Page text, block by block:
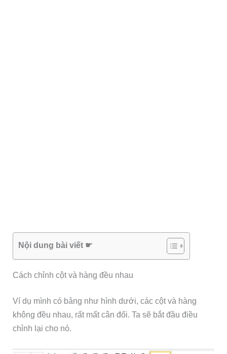
Nội dung bài viết ☛
Cách chỉnh cột và hàng đều nhau
Ví dụ mình có bảng như hình dưới, các cột và hàng
không đều nhau, rất mất cân đối. Ta sẽ bắt đầu điều
chỉnh lại cho nó.